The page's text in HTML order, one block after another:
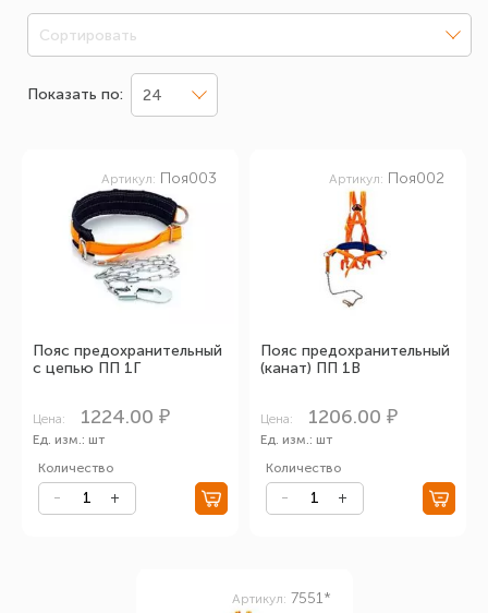
Сортировать
Показать по: 24
Пояс предохранительный
с цепью ПП 1Г
Артикул: Поя003
Цена: 1224.00 ₽
Ед. изм.: шт
Количество
Пояс предохранительный
(канат) ПП 1В
Артикул: Поя002
Цена: 1206.00 ₽
Ед. изм.: шт
Количество
Артикул: 7551*